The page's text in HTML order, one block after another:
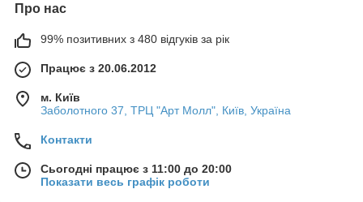
Про нас
99% позитивних з 480 відгуків за рік
Працює з 20.06.2012
м. Київ
Заболотного 37, ТРЦ "Арт Молл", Київ, Україна
Контакти
Сьогодні працює з 11:00 до 20:00
Показати весь графік роботи